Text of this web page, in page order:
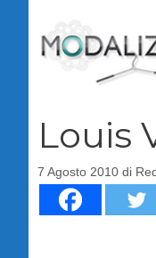
contenuto
Louis
7 Agosto 2010 di